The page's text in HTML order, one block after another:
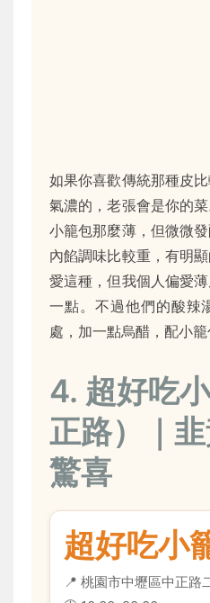
如果你喜歡傳統那種皮
氣濃的，老張會是你的
小籠包那麼薄，但微微發
內餡調味比較重，有明
愛這種，但我個人偏愛
一點。不過他們的酸辣
處，加一點烏醋，配小籠
4. 超好吃
正路）｜
驚喜
超好吃小
📍 桃園市中壢區中正路